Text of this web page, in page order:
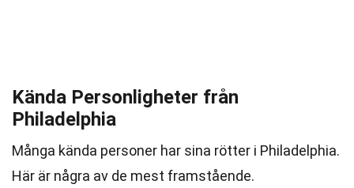
Kända Personligheter från
Philadelphia
Många kända personer har sina rötter i Philadelphia.
Här är några av de mest framstående.